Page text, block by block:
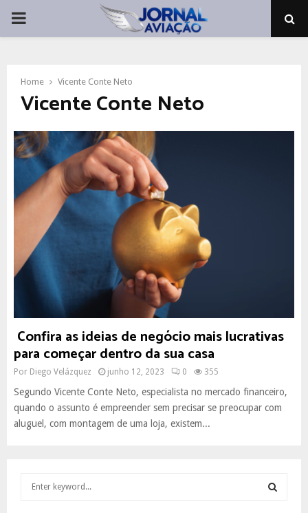
PRIMARY
Home Vicente Conte Neto
Vicente Conte Neto
Confira as ideias de negócio mais lucrativas
para começar dentro da sua casa
Por Diego Velázquez junho 12, 2023 0 355
Segundo Vicente Conte Neto, especialista no mercado financeiro,
quando o assunto é empreender sem precisar se preocupar com
aluguel, com montagem de uma loja, existem...